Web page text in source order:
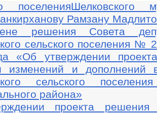
поселенияШелковского
Рамзану
решения Совета
сельского поселения №
«Об утверждении
изменений и дополнений
сельского
района»
проекта